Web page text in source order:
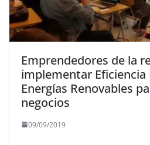
Emprendedores de la
implementar Eficiencia
Energías Renovables
negocios
09/09/2019